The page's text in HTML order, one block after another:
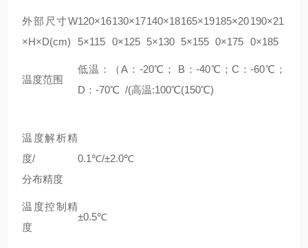
外部尺寸W
×H×D(cm)
120×16
5×115
130×17
0×125
140×18
5×130
165×19
5×155
185×20
0×175
190×21
0×185
温度范围
低温：（A：-20℃； B：-40℃；C：-60℃；
D：-70℃ /(高温:100℃(150℃)
温度解析精
度/
分布精度
0.1℃/±2.0℃
温度控制精
度
±0.5℃